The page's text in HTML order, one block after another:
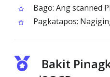
Bago: Ang scanned
Pagkatapos:
Bakit